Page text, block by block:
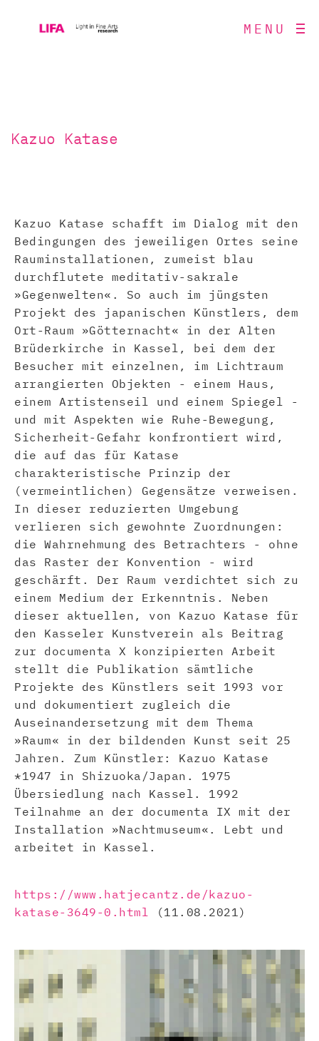
MENU
Kazuo Katase
Kazuo Katase schafft im Dialog mit den
Bedingungen des jeweiligen Ortes seine
Rauminstallationen, zumeist blau
durchflutete meditativ-sakrale
»Gegenwelten«. So auch im jüngsten
Projekt des japanischen Künstlers, dem
Ort-Raum »Götternacht« in der Alten
Brüderkirche in Kassel, bei dem der
Besucher mit einzelnen, im Lichtraum
arrangierten Objekten - einem Haus,
einem Artistenseil und einem Spiegel -
und mit Aspekten wie Ruhe-Bewegung,
Sicherheit-Gefahr konfrontiert wird,
die auf das für Katase
charakteristische Prinzip der
(vermeintlichen) Gegensätze verweisen.
In dieser reduzierten Umgebung
verlieren sich gewohnte Zuordnungen:
die Wahrnehmung des Betrachters - ohne
das Raster der Konvention - wird
geschärft. Der Raum verdichtet sich zu
einem Medium der Erkenntnis. Neben
dieser aktuellen, von Kazuo Katase für
den Kasseler Kunstverein als Beitrag
zur documenta X konzipierten Arbeit
stellt die Publikation sämtliche
Projekte des Künstlers seit 1993 vor
und dokumentiert zugleich die
Auseinandersetzung mit dem Thema
»Raum« in der bildenden Kunst seit 25
Jahren. Zum Künstler: Kazuo Katase
*1947 in Shizuoka/Japan. 1975
Übersiedlung nach Kassel. 1992
Teilnahme an der documenta IX mit der
Installation »Nachtmuseum«. Lebt und
arbeitet in Kassel.
https://www.hatjecantz.de/kazuo-
katase-3649-0.html (11.08.2021)